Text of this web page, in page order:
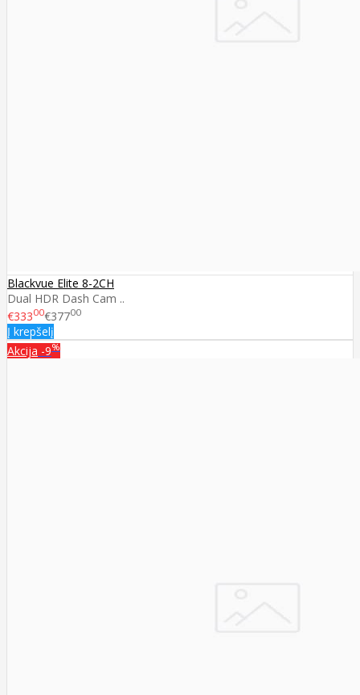
Blackvue Elite 8-2CH
Dual HDR Dash Cam ..
€33300€37700
Į krepšelį
Akcija -9%